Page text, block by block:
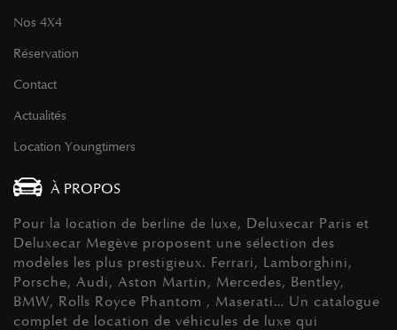
Nos 4X4
Réservation
Contact
Actualités
Location Youngtimers
À PROPOS
Pour la location de berline de luxe, Deluxecar Paris et
Deluxecar Megève proposent une sélection des
modèles les plus prestigieux. Ferrari, Lamborghini,
Porsche, Audi, Aston Martin, Mercedes, Bentley,
BMW, Rolls Royce Phantom , Maserati… Un catalogue
complet de location de véhicules de luxe qui